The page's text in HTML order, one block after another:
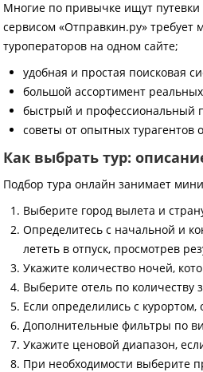
Многие по привычке ищут путевки
сервисом «Отправкин.ру»
туроператоров на одном сайте;
удобная и простая поисковая
большой ассортимент
быстрый и профессиональный
советы от опытных турагентов
Как выбрать тур:
Подбор тура онлайн занимает
Выберите город вылета и
Определитесь с начальной и
лететь в отпуск, просмотрев
Укажите количество ночей,
Выберите отель по количеству
Если определились с курортом,
Дополнительные фильтры по
Укажите ценовой диапазон,
При необходимости выберите